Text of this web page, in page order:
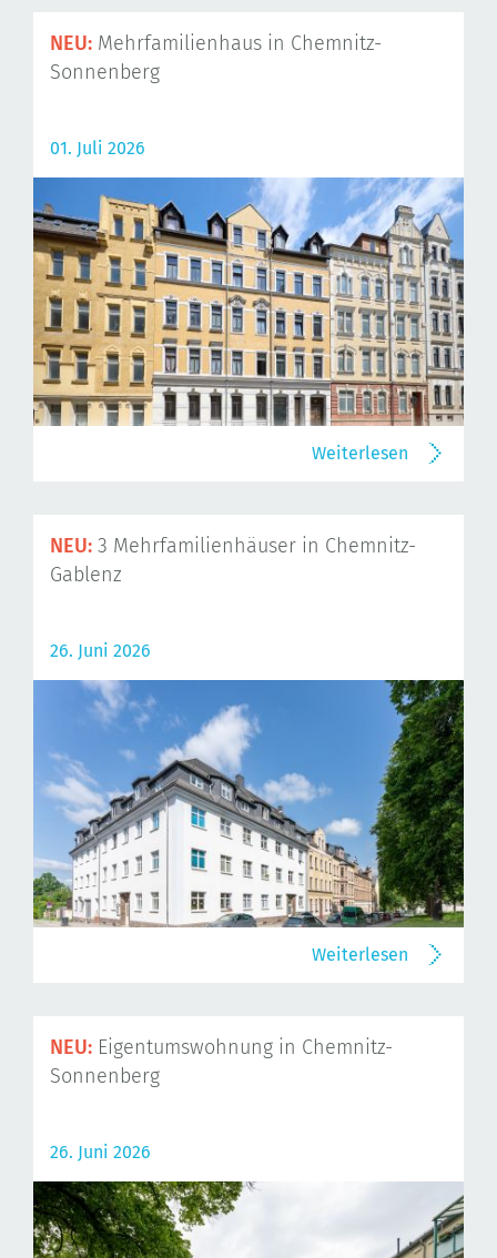
NEU: Mehrfamilienhaus in Chemnitz-
Sonnenberg
01. Juli 2026
Weiterlesen
NEU: 3 Mehrfamilienhäuser in Chemnitz-
Gablenz
26. Juni 2026
Weiterlesen
NEU: Eigentumswohnung in Chemnitz-
Sonnenberg
26. Juni 2026